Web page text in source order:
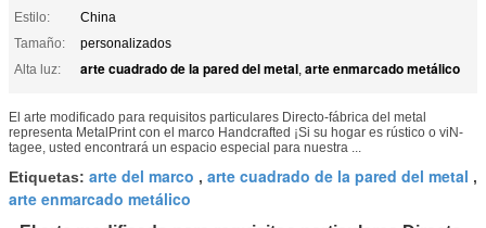
Estilo:
China
Tamaño:
personalizados
Alta luz:
arte cuadrado de la pared del metal, arte enmarcado metálico
El arte modificado para requisitos particulares Directo-fábrica del metal
representa MetalPrint con el marco Handcrafted ¡Si su hogar es rústico o viN-
tagee, usted encontrará un espacio especial para nuestra ...
Etiquetas: arte del marco , arte cuadrado de la pared del metal ,
arte enmarcado metálico